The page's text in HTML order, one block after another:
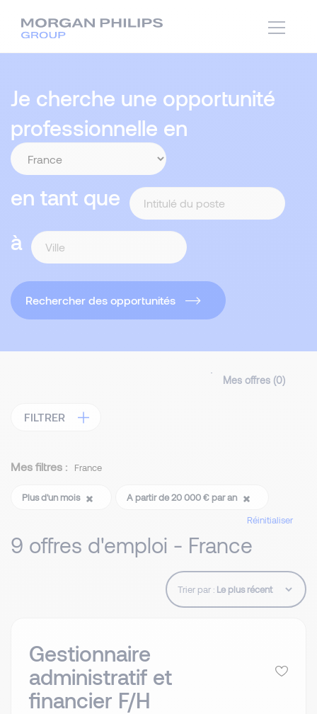
Je cherche une opportunité
professionnelle en
en tant que
à
Rechercher des opportunités
Mes offres (0)
FILTRER
Mes filtres : France
Plus d'un mois
A partir de 20 000 € par an
Réinitialiser
9 offres d'emploi - France
Trier par :
Gestionnaire
administratif et
financier F/H